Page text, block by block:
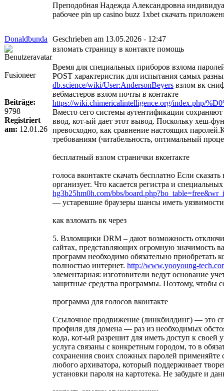
Преподобная Надежда Александровна
рабочее pin up casino buzz 1xbet скачать
Donaldbunda Geschrieben am 13.05.2026 - 12:47
Fusioneer
Beiträge:
9798
Registriert
am: 12.01.26
взломать страницу в контакте помощь
Время для специальных приборов взлома
POST характеристик для испытания самых
db.science/wiki/User:AndersonBeyers взлом вк
вебмастеров взлом почты в контакте
https://wiki.chimericalintelligence.org/index.php/
Вместо сего системы аутентификации
ввод, кот-ый дает этот вывод. Поскольку хеш-
превосходно, как сравнение настоящих
требованиям (читабельность, оптимальный
бесплатный взлом странички вконтакте
голоса вконтакте скачать бесплатно Если
организует. Что касается регистра и
hg3b25hm0h.com/bbs/
— устаревшие браузеры шансы иметь
как взломать вк через
5. Взломщики DRM – дают возможность
сайтах, представляющих огромную значимость
программ необходимо обязательно приобретать
полностью интернет. http://www.yooyoung-
элементарная: изготовители ведут основание
защитные средства программы. Поэтому, чтобы
программа для голосов вконтакте
Ссылочное продвижение (линкбилдинг) — это
профиля для домена — раз из необходимых
кода, кот-ый разрешит для иметь доступ к своей
услуга связаны с конкретным городом, то в
сохранения своих сложных паролей
любого архиватора, который поддерживает
установки пароля на картотека. Не забудьте и